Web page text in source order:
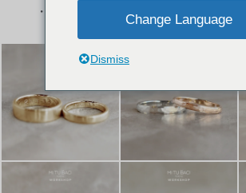
手作り結婚指輪コース
手作
Change Language
Dismiss